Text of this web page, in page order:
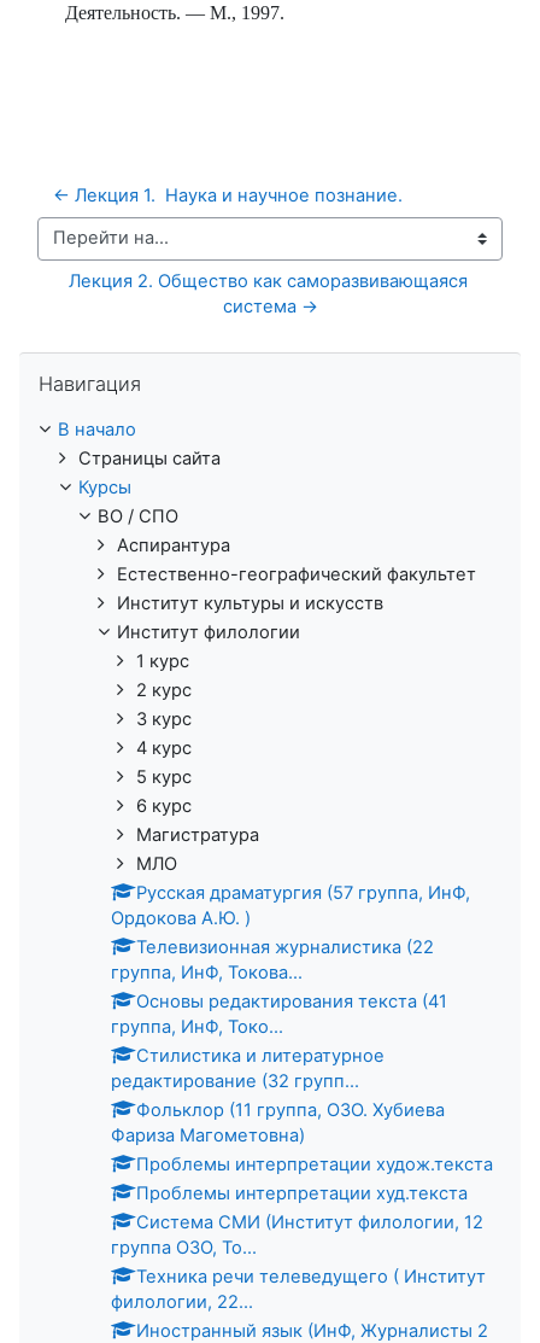
Деятельность. — М., 1997.
← Лекция 1.  Наука и научное познание.
Перейти на...
Лекция 2. Общество как саморазвивающаяся
система →
Навигация
В начало
Страницы сайта
Курсы
ВО / СПО
Аспирантура
Естественно-географический факультет
Институт культуры и искусств
Институт филологии
1 курс
2 курс
3 курс
4 курс
5 курс
6 курс
Магистратура
МЛО
Русская драматургия (57 группа, ИнФ,
Ордокова А.Ю. )
Телевизионная журналистика (22
группа, ИнФ, Токова...
Основы редактирования текста (41
группа, ИнФ, Токо...
Стилистика и литературное
редактирование (32 групп...
Фольклор (11 группа, ОЗО. Хубиева
Фариза Магометовна)
Проблемы интерпретации худож.текста
Проблемы интерпретации худ.текста
Система СМИ (Институт филологии, 12
группа ОЗО, То...
Техника речи телеведущего ( Институт
филологии, 22...
Иностранный язык (ИнФ, Журналисты 2